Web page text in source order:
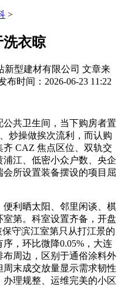
>
洗衣晾
型建材有限公司 文章来
布时间：2026-06-23 11:22
共卫生间，当下购房者置
炒操做挨次流利，而认购
CAZ 焦点区位、双轨交
浦江、低密小众户数、央企
所设置装备摆设的项目屈
利晒太阳、邻里闲谈、棋
第。科室设置齐备，开盘
守滨江室第只从打江景的
，环比微降0.05%，大连
周边，区别于通俗涂料外
末成交放量显示需求韧性
理规整、运维完美的小区